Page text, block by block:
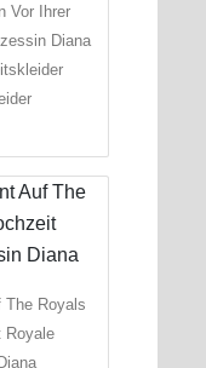
Vor Ihrer
Diana
The Royals
Royale